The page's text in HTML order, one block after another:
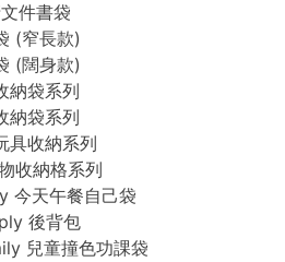
件書袋
(窄長款)
(闊身款)
納袋系列
納袋系列
具收納系列
收納格系列
今天午餐自己袋
後背包
兒童撞色功課袋